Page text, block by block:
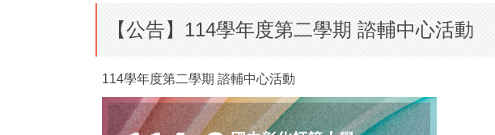
【公告】114學年度第二學期 諮輔中心活動
114學年度第二學期 諮輔中心活動